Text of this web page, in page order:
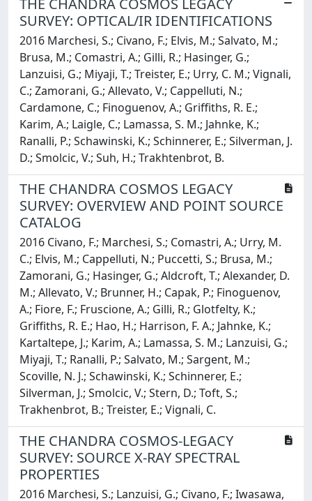
THE CHANDRA COSMOS LEGACY
SURVEY: OPTICAL/IR IDENTIFICATIONS
2016 Marchesi, S.; Civano, F.; Elvis, M.; Salvato, M.;
Brusa, M.; Comastri, A.; Gilli, R.; Hasinger, G.;
Lanzuisi, G.; Miyaji, T.; Treister, E.; Urry, C. M.; Vignali,
C.; Zamorani, G.; Allevato, V.; Cappelluti, N.;
Cardamone, C.; Finoguenov, A.; Griffiths, R. E.;
Karim, A.; Laigle, C.; Lamassa, S. M.; Jahnke, K.;
Ranalli, P.; Schawinski, K.; Schinnerer, E.; Silverman, J.
D.; Smolcic, V.; Suh, H.; Trakhtenbrot, B.
THE CHANDRA COSMOS LEGACY
SURVEY: OVERVIEW AND POINT SOURCE
CATALOG
2016 Civano, F.; Marchesi, S.; Comastri, A.; Urry, M.
C.; Elvis, M.; Cappelluti, N.; Puccetti, S.; Brusa, M.;
Zamorani, G.; Hasinger, G.; Aldcroft, T.; Alexander, D.
M.; Allevato, V.; Brunner, H.; Capak, P.; Finoguenov,
A.; Fiore, F.; Fruscione, A.; Gilli, R.; Glotfelty, K.;
Griffiths, R. E.; Hao, H.; Harrison, F. A.; Jahnke, K.;
Kartaltepe, J.; Karim, A.; Lamassa, S. M.; Lanzuisi, G.;
Miyaji, T.; Ranalli, P.; Salvato, M.; Sargent, M.;
Scoville, N. J.; Schawinski, K.; Schinnerer, E.;
Silverman, J.; Smolcic, V.; Stern, D.; Toft, S.;
Trakhenbrot, B.; Treister, E.; Vignali, C.
THE CHANDRA COSMOS-LEGACY
SURVEY: SOURCE X-RAY SPECTRAL
PROPERTIES
2016 Marchesi, S.; Lanzuisi, G.; Civano, F.; Iwasawa,